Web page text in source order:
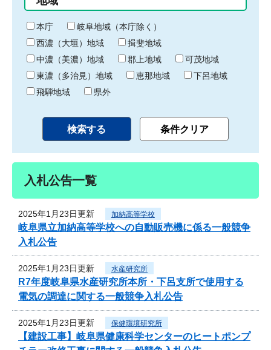
り
終
わ
り
本庁
岐阜地域（本庁除く）
西濃（大垣）地域
揖斐地域
中濃（美濃）地域
郡上地域
可茂地域
東濃（多治見）地域
恵那地域
下呂地域
飛騨地域
県外
入札公告一覧
2025年1月23日更新 加納高等学校
岐阜県立加納高等学校への自動販売機に係る一般競争
入札公告
2025年1月23日更新 水産研究所
R7年度岐阜県水産研究所本所・下呂支所で使用する
電気の調達に関する一般競争入札公告
2025年1月23日更新 保健環境研究所
【建設工事】岐阜県健康科学センターのヒートポンプ